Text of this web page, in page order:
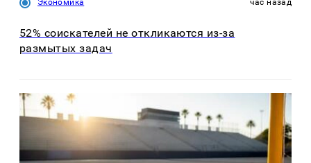
Экономика час назад
52% соискателей не откликаются из-за
размытых задач